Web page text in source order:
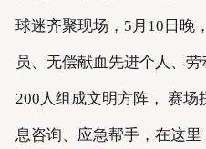
球迷齐聚现场，5月10日晚
员、无偿献血先进个人、
200人组成文明方阵， 赛
息咨询、应急帮手，在这里